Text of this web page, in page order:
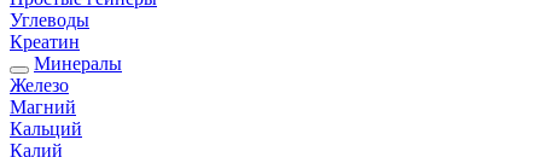
Углеводы
Креатин
Минералы
Железо
Магний
Кальций
Калий